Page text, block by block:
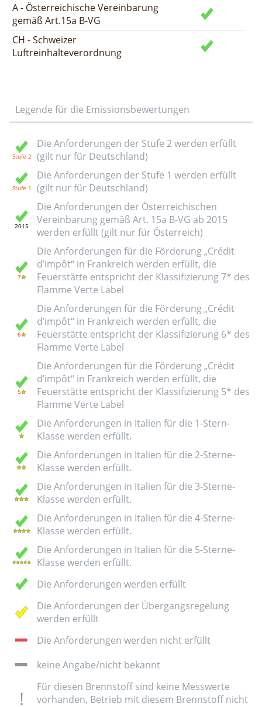
A - Österreichische Vereinbarung
gemäß Art.15a B-VG
CH - Schweizer
Luftreinhalteverordnung
Legende für die Emissionsbewertungen
Die Anforderungen der Stufe 2 werden erfüllt
(gilt nur für Deutschland)
Die Anforderungen der Stufe 1 werden erfüllt
(gilt nur für Deutschland)
Die Anforderungen der Österreichischen
Vereinbarung gemäß Art. 15a B-VG ab 2015
werden erfüllt (gilt nur für Österreich)
Die Anforderungen für die Förderung „Crédit
d’impôt“ in Frankreich werden erfüllt, die
Feuerstätte entspricht der Klassifizierung 7* des
Flamme Verte Label
Die Anforderungen für die Förderung „Crédit
d’impôt“ in Frankreich werden erfüllt, die
Feuerstätte entspricht der Klassifizierung 6* des
Flamme Verte Label
Die Anforderungen für die Förderung „Crédit
d’impôt“ in Frankreich werden erfüllt, die
Feuerstätte entspricht der Klassifizierung 5* des
Flamme Verte Label
Die Anforderungen in Italien für die 1-Stern-
Klasse werden erfüllt.
Die Anforderungen in Italien für die 2-Sterne-
Klasse werden erfüllt.
Die Anforderungen in Italien für die 3-Sterne-
Klasse werden erfüllt.
Die Anforderungen in Italien für die 4-Sterne-
Klasse werden erfüllt.
Die Anforderungen in Italien für die 5-Sterne-
Klasse werden erfüllt.
Die Anforderungen werden erfüllt
Die Anforderungen der Übergangsregelung
werden erfüllt
Die Anforderungen werden nicht erfüllt
keine Angabe/nicht bekannt
Für diesen Brennstoff sind keine Messwerte
vorhanden, Betrieb mit diesem Brennstoff nicht